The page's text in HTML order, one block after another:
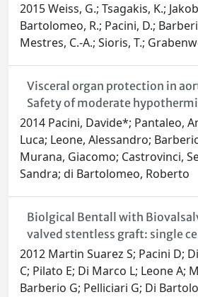
2015 Weiss, G.; Tsagakis, K.;
Bartolomeo, R.; Pacini, D.;
Mestres, C.-A.; Sioris, T.;
Visceral organ protection in
Safety of moderate
2014 Pacini, Davide*; Pantaleo,
Luca; Leone, Alessandro;
Murana, Giacomo; Castrovinci,
Sandra; di Bartolomeo, Roberto
Biolgical Bentall with
valved stentless graft: single
2012 Martin Suarez S; Pacini D;
C; Pilato E; Di Marco L; Leone A;
Barberio G; Pelliciari G; Di